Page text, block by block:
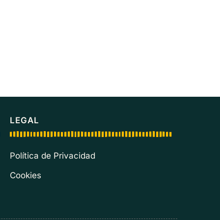
LEGAL
Política de Privacidad
Cookies